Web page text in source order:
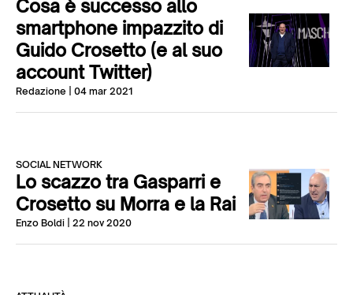
Cosa è successo allo
smartphone impazzito di
Guido Crosetto (e al suo
account Twitter)
Redazione | 04 mar 2021
SOCIAL NETWORK
Lo scazzo tra Gasparri e
Crosetto su Morra e la Rai
Enzo Boldi | 22 nov 2020